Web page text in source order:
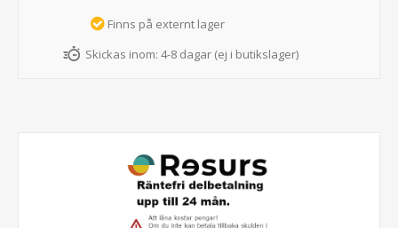
Finns på externt lager
Skickas inom: 4-8 dagar (ej i butikslager)